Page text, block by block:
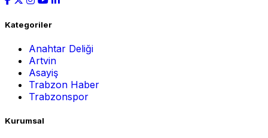
Kategoriler
Anahtar Deliği
Artvin
Asayiş
Trabzon Haber
Trabzonspor
Kurumsal